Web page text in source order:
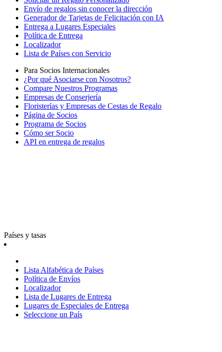
Envío de regalos sin conocer la dirección
Generador de Tarjetas de Felicitación con IA
Entrega a Lugares Especiales
Política de Entrega
Localizador
Lista de Países con Servicio
Para Socios Internacionales
¿Por qué Asociarse con Nosotros?
Compare Nuestros Programas
Empresas de Conserjería
Floristerías y Empresas de Cestas de Regalo
Página de Socios
Programa de Socios
Cómo ser Socio
API en entrega de regalos
Países y tasas
Lista Alfabética de Países
Política de Envíos
Localizador
Lista de Lugares de Entrega
Lugares de Especiales de Entrega
Seleccione un País